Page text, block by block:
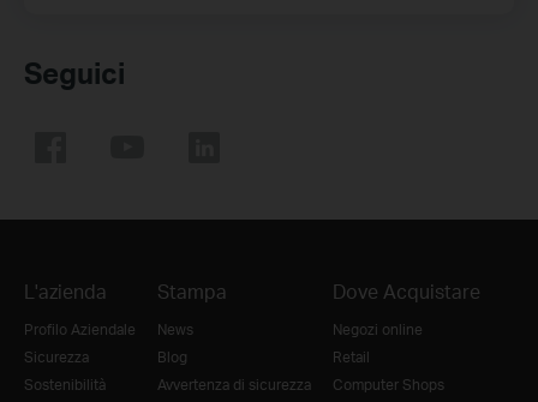
Seguici
L'azienda
Profilo Aziendale
Sicurezza
Sostenibilità
Stampa
News
Blog
Avvertenza di sicurezza
Dove Acquistare
Negozi online
Retail
Computer Shops